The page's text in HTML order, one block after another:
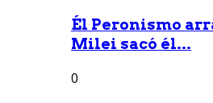
Él Peronismo
Milei sacó él...
0